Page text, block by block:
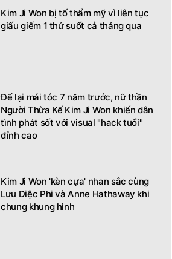
Kim Ji Won bị tố thẩm mỹ vì liên tục
giấu giếm 1 thứ suốt cả tháng qua
Để lại mái tóc 7 năm trước, nữ thần
Người Thừa Kế Kim Ji Won khiến dân
tình phát sốt với visual "hack tuổi"
đỉnh cao
Kim Ji Won 'kèn cựa' nhan sắc cùng
Lưu Diệc Phi và Anne Hathaway khi
chung khung hình